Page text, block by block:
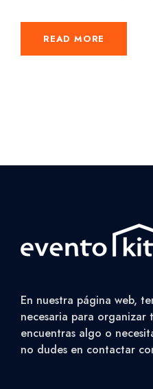
READ MORE
En nuestra página web,
necesaria para organizar
encuentras algo o
no dudes en contactar